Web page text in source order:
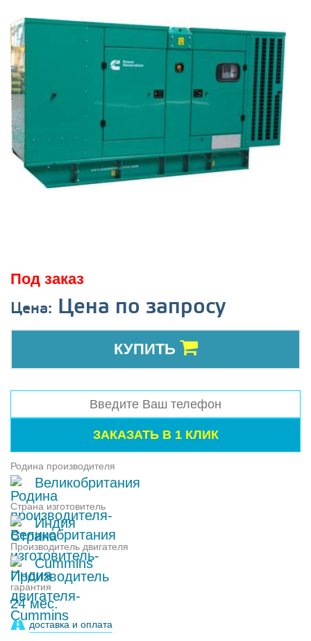
Под заказ
Цена: Цена по запросу
КУПИТЬ
Родина производителя
Великобритания
Страна изготовитель
Индия
Производитель двигателя
Cummins
гарантия
24 мес.
доставка и оплата